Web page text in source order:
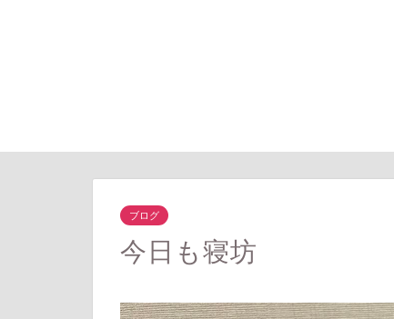
ブログ
今日も寝坊